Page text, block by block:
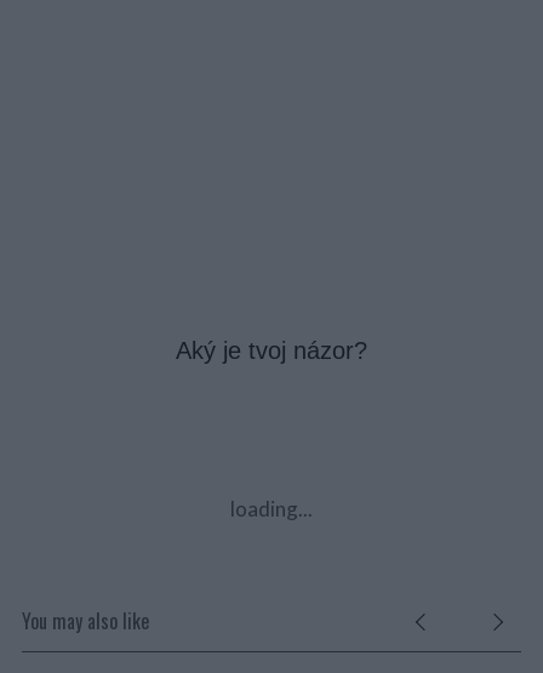
Aký je tvoj názor?
loading...
You may also like